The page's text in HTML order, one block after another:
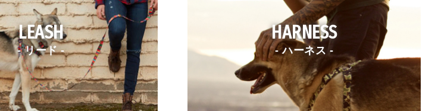
LEASH
- リード -
HARNESS
- ハーネス -